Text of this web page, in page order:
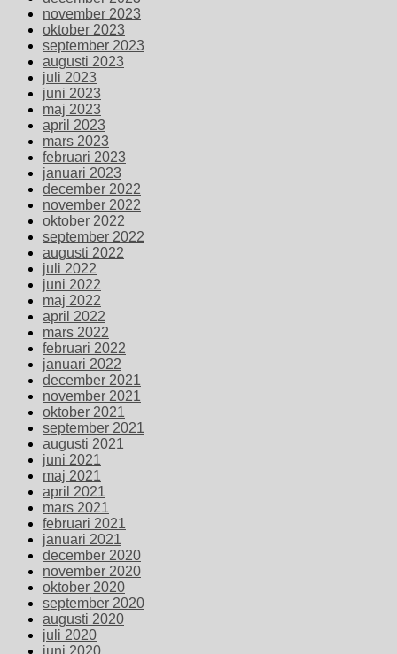
november 2023
oktober 2023
september 2023
augusti 2023
juli 2023
juni 2023
maj 2023
april 2023
mars 2023
februari 2023
januari 2023
december 2022
november 2022
oktober 2022
september 2022
augusti 2022
juli 2022
juni 2022
maj 2022
april 2022
mars 2022
februari 2022
januari 2022
december 2021
november 2021
oktober 2021
september 2021
augusti 2021
juni 2021
maj 2021
april 2021
mars 2021
februari 2021
januari 2021
december 2020
november 2020
oktober 2020
september 2020
augusti 2020
juli 2020
juni 2020